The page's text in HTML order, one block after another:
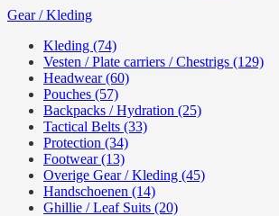
Gear / Kleding
Kleding (74)
Vesten / Plate carriers / Chestrigs (129)
Headwear (60)
Pouches (57)
Backpacks / Hydration (25)
Tactical Belts (33)
Protection (34)
Footwear (13)
Overige Gear / Kleding (45)
Handschoenen (14)
Ghillie / Leaf Suits (20)